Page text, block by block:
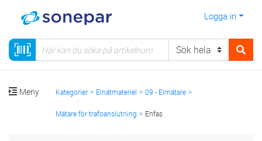
Logga in
Meny Kategorier Elnätmateriel 09 - Elmätare
Mätare för trafoanslutning Enfas